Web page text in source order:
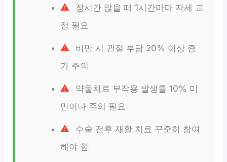
장시간 앉을 때 1시간마다 자세 교
정 필요
비만 시 관절 부담 20% 이상 증
가 주의
약물치료 부작용 발생률 10% 미
만이나 주의 필요
수술 전후 재활 치료 꾸준히 참여
해야 함